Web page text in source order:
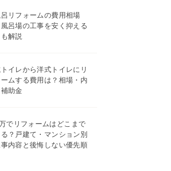
リフォームの費用相場
呂場の工事を安く抑える
解説
イレから洋式トイレにリ
ムする費用は？相場・内
助金
でリフォームはどこまで
？戸建て・マンション別
内容と後悔しない優先順